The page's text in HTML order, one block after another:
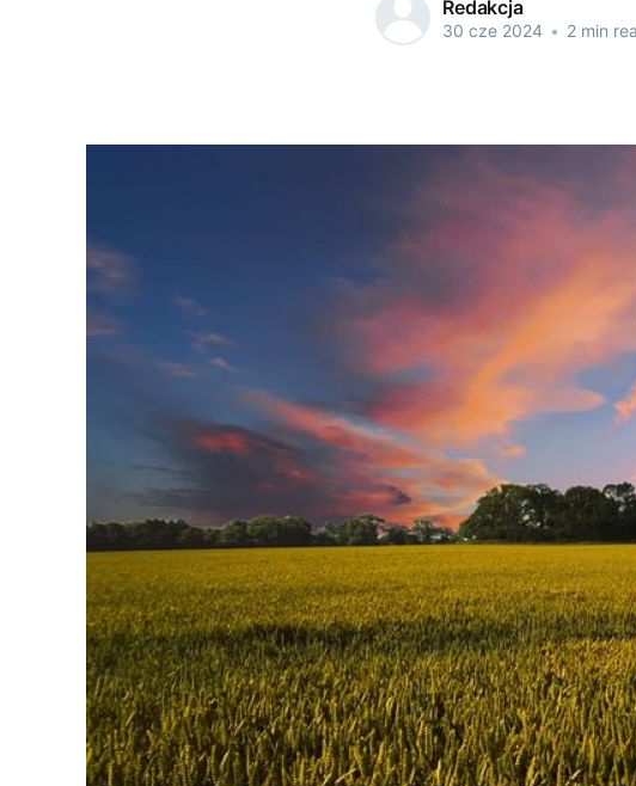
Redakcja
30 cze 2024 • 2 min